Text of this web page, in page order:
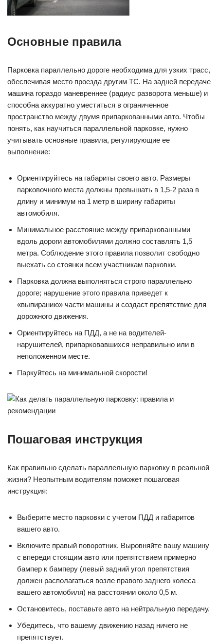
Основные правила
Парковка параллельно дороге необходима для узких трасс,
обеспечивая место проезда другим ТС. На задней передаче
машина гораздо маневреннее (радиус разворота меньше) и
способна аккуратно уместиться в ограниченное
пространство между двумя припаркованными авто. Чтобы
понять, как научиться параллельной парковке, нужно
учитывать основные правила, регулирующие ее
выполнение:
Ориентируйтесь на габариты своего авто. Размеры
парковочного места должны превышать в 1,5-2 раза в
длину и минимум на 1 метр в ширину габариты
автомобиля.
Минимальное расстояние между припаркованными
вдоль дороги автомобилями должно составлять 1,5
метра. Соблюдение этого правила позволит свободно
выехать со стоянки всем участникам парковки.
Парковка должна выполняться строго параллельно
дороге; нарушение этого правила приведет к
«выпиранию» части машины и создаст препятствие для
дорожного движения.
Ориентируйтесь на ПДД, а не на водителей-
нарушителей, припарковавшихся неправильно или в
неположенном месте.
Паркуйтесь на минимальной скорости!
Пошаговая инструкция
Как правильно сделать параллельную парковку в реальной
жизни? Неопытным водителям поможет пошаговая
инструкция:
Выберите место парковки с учетом ПДД и габаритов
вашего авто.
Включите правый поворотник. Выровняйте вашу машину
с впереди стоящим авто или препятствием примерно
бампер к бамперу (левый задний угол препятствия
должен располагаться возле правого заднего колеса
вашего автомобиля) на расстоянии около 0,5 м.
Остановитесь, поставьте авто на нейтральную передачу.
Убедитесь, что вашему движению назад ничего не
препятствует.